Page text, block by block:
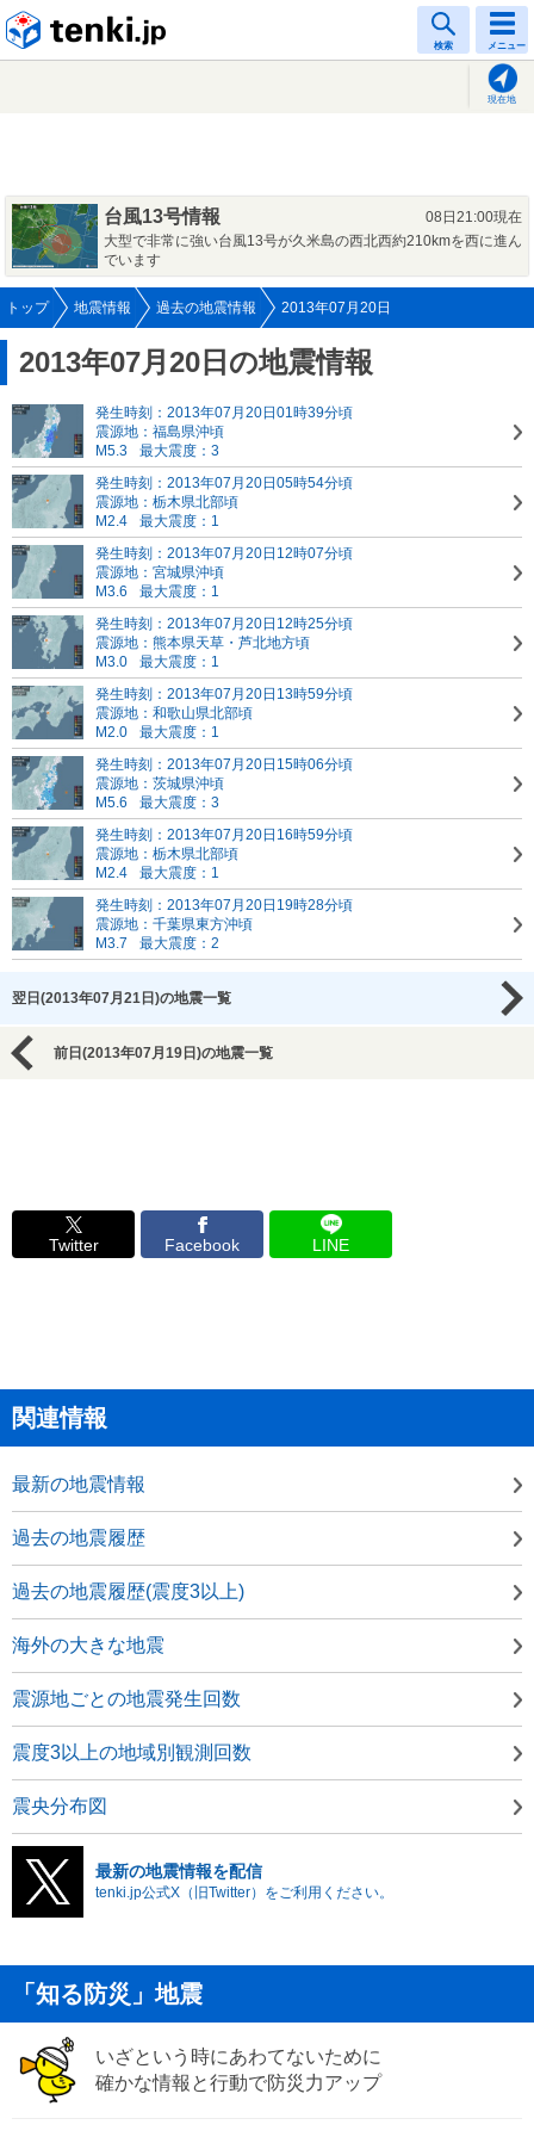
検索 メニュー
現在地
台風13号情報
08日21:00現在
大型で非常に強い台風13号が久米島の西北西約210kmを西に進ん
でいます
トップ 地震情報 過去の地震情報 2013年07月20日
2013年07月20日の地震情報
発生時刻：2013年07月20日01時39分頃
震源地：福島県沖頃
M5.3
最大震度：3
発生時刻：2013年07月20日05時54分頃
震源地：栃木県北部頃
M2.4
最大震度：1
発生時刻：2013年07月20日12時07分頃
震源地：宮城県沖頃
M3.6
最大震度：1
発生時刻：2013年07月20日12時25分頃
震源地：熊本県天草・芦北地方頃
M3.0
最大震度：1
発生時刻：2013年07月20日13時59分頃
震源地：和歌山県北部頃
M2.0
最大震度：1
発生時刻：2013年07月20日15時06分頃
震源地：茨城県沖頃
M5.6
最大震度：3
発生時刻：2013年07月20日16時59分頃
震源地：栃木県北部頃
M2.4
最大震度：1
発生時刻：2013年07月20日19時28分頃
震源地：千葉県東方沖頃
M3.7
最大震度：2
翌日(2013年07月21日)の地震一覧
前日(2013年07月19日)の地震一覧
Twitter Facebook LINE
関連情報
最新の地震情報
過去の地震履歴
過去の地震履歴(震度3以上)
海外の大きな地震
震源地ごとの地震発生回数
震度3以上の地域別観測回数
震央分布図
最新の地震情報を配信
tenki.jp公式X（旧Twitter）をご利用ください。
「知る防災」地震
いざという時にあわてないために
確かな情報と行動で防災力アップ